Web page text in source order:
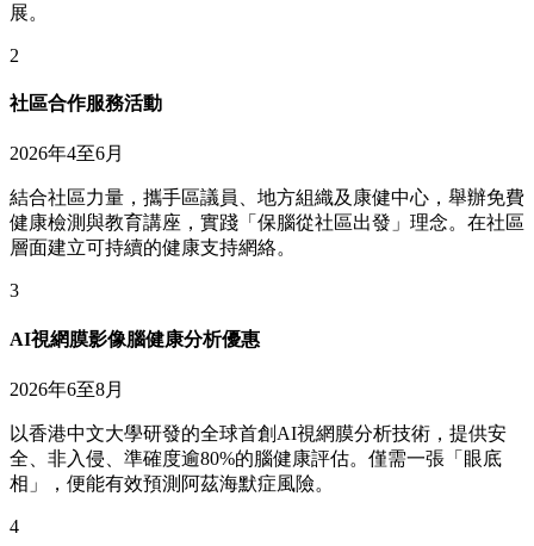
展。
2
社區合作服務活動
2026年4至6月
結合社區力量，攜手區議員、地方組織及康健中心，舉辦免費
健康檢測與教育講座，實踐「保腦從社區出發」理念。在社區
層面建立可持續的健康支持網絡。
3
AI視網膜影像腦健康分析優惠
2026年6至8月
以香港中文大學研發的全球首創AI視網膜分析技術，提供安
全、非入侵、準確度逾80%的腦健康評估。僅需一張「眼底
相」，便能有效預測阿茲海默症風險。
4